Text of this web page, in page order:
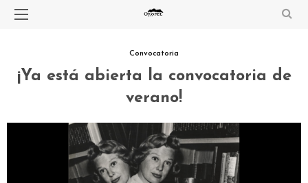
Convocatoria
¡Ya está abierta la convocatoria de
verano!